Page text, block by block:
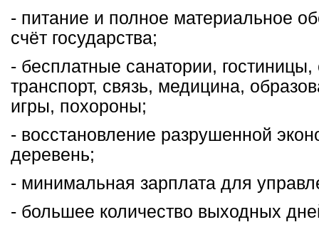
- питание и полное материальное
счёт государства;
- бесплатные санатории,
транспорт, связь, медицина,
игры, похороны;
- восстановление разрушенной
деревень;
- минимальная зарплата для
- большее количество выходных